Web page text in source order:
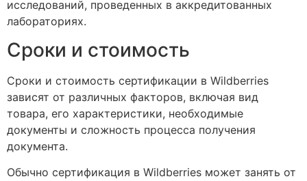
исследований, проведенных в аккредитованных
лабораториях.
Сроки и стоимость
Сроки и стоимость сертификации в Wildberries
зависят от различных факторов, включая вид
товара, его характеристики, необходимые
документы и сложность процесса получения
документа.
Обычно сертификация в Wildberries может занять от